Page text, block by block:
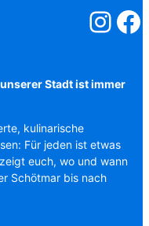
Stadt ist immer
kulinarische
Für jeden ist etwas
euch, wo und wann
Schötmar bis nach